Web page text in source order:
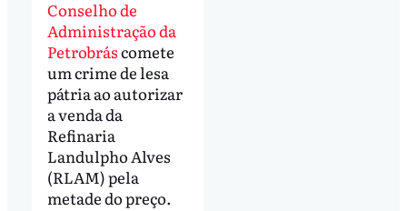
Conselho de
Administração da
Petrobráscomete
um crime de lesa
pátria ao autorizar
a venda da
Refinaria
Landulpho Alves
(RLAM) pela
metade do preço.